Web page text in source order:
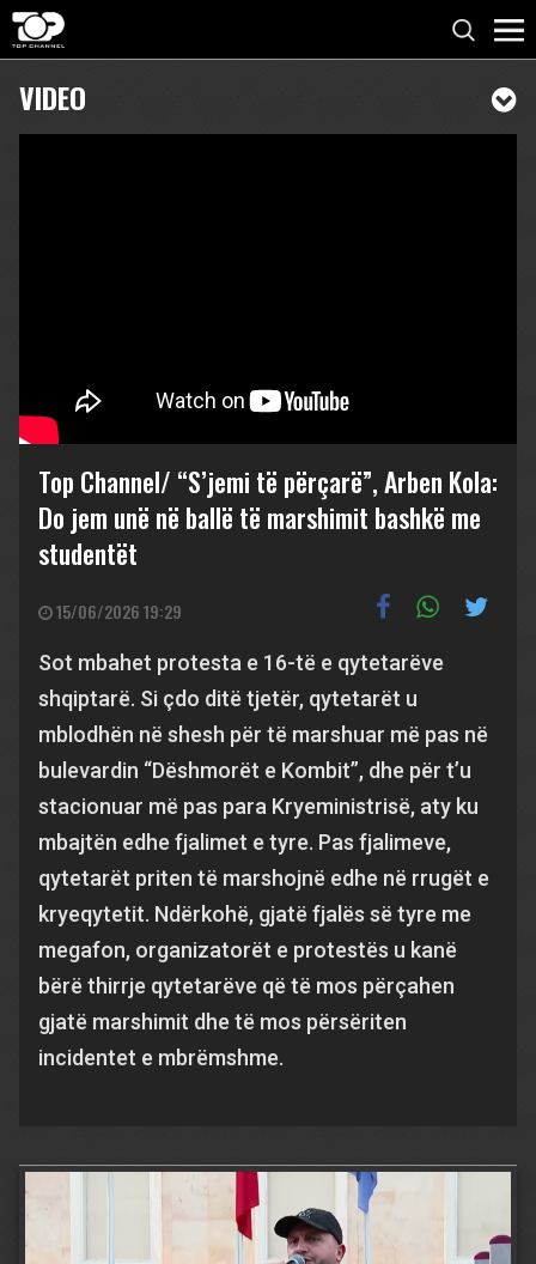
VIDEO
Top Channel/ “S’jemi të përçarë”, Arben Kola:
Do jem unë në ballë të marshimit bashkë me
studentët
15/06/2026 19:29
Sot mbahet protesta e 16-të e qytetarëve
shqiptarë. Si çdo ditë tjetër, qytetarët u
mblodhën në shesh për të marshuar më pas në
bulevardin “Dëshmorët e Kombit”, dhe për t’u
stacionuar më pas para Kryeministrisë, aty ku
mbajtën edhe fjalimet e tyre. Pas fjalimeve,
qytetarët priten të marshojnë edhe në rrugët e
kryeqytetit. Ndërkohë, gjatë fjalës së tyre me
megafon, organizatorët e protestës u kanë
bërë thirrje qytetarëve që të mos përçahen
gjatë marshimit dhe të mos përsëriten
incidentet e mbrëmshme.